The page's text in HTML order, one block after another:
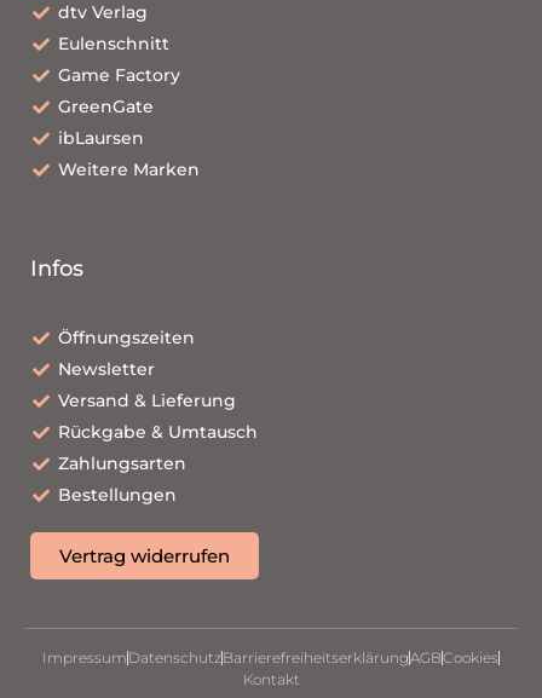
dtv Verlag
Eulenschnitt
Game Factory
GreenGate
ibLaursen
Weitere Marken
Infos
Öffnungszeiten
Newsletter
Versand & Lieferung
Rückgabe & Umtausch
Zahlungsarten
Bestellungen
Vertrag widerrufen
Impressum DatenschutzBarrierefreiheitserklärungAGBCookies
Kontakt